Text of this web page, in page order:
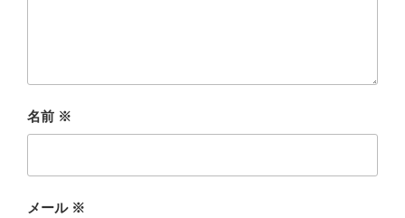
名前 ※
メール ※